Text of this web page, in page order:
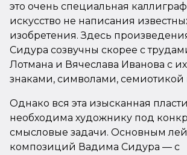
это очень специальная
искусство не написания
изобретения. Здесь
Сидура созвучны скорее с
Лотмана и Вячеслава Иванова с
знаками, символами, семиотикой
Однако вся эта изысканная
необходима художнику под
смысловые задачи. Основным
композиций Вадима Сидура — с